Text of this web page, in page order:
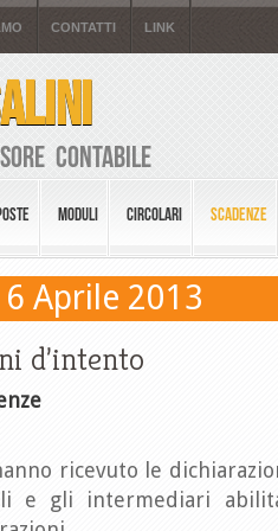
CONTATTI LINK
Contabile
MODULI CIRCOLARI SCADENZE
Aprile 2013
d’intento
ricevuto le
e gli intermediari